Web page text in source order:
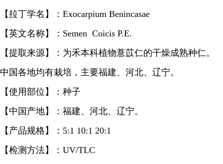
【拉丁学名】：Exocarpium Benincasae
【英文名称】：Semen Coicis P.E.
【提取来源】：为禾本科植物薏苡仁的干燥成熟种仁。
中国各地均有栽培，主要福建、河北、辽宁。
【使用部位】：种子
【中国产地】：福建、河北、辽宁。
【产品规格】：5:1 10:1 20:1
【检测方法】：UV/TLC